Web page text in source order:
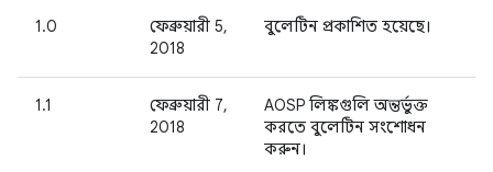
1.0
ফেব্রুয়ারী 5,
2018
বুলেটিন প্রকাশিত হয়েছে।
1.1
ফেব্রুয়ারী 7,
2018
AOSP লিঙ্কগুলি অন্তর্ভুক্ত
করতে বুলেটিন সংশোধন
করুন।